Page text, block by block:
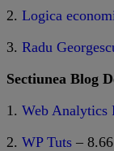
2. Logica
3. Radu
Sectiunea Blog
1. Web Analytics
2. WP Tuts – 8.66